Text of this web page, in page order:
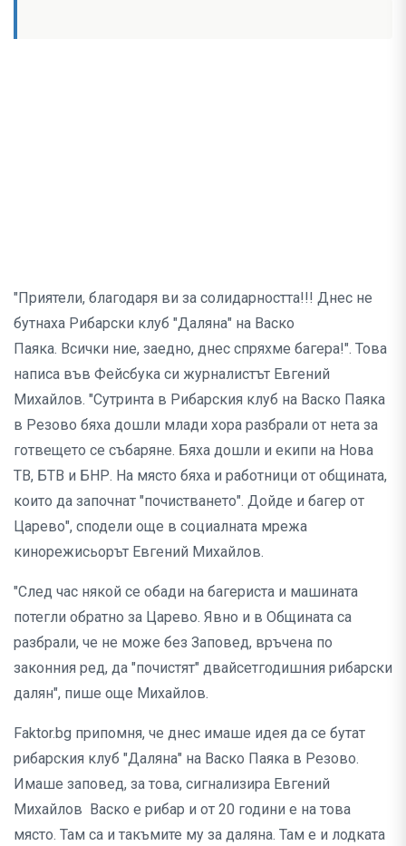
"Приятели, благодаря ви за солидарността!!! Днес не
бутнаха Рибарски клуб "Даляна" на Васко
Паякa. Всички ние, заедно, днес спряхме багера!". Това
написа във Фейсбука си журналистът Евгений
Михайлов. "Сутринта в Рибарския клуб на Васко Паяка
в Резово бяха дошли млади хора разбрали от нета за
готвещето се събаряне. Бяха дошли и екипи на Нова
ТВ, БТВ и БНР. На място бяха и работници от общината,
които да започнат "почистването". Дойде и багер от
Царево", сподели още в социалната мрежа
кинорежисьорът Евгений Михайлов.
"След час някой се обади на багериста и машината
потегли обратно за Царево. Явно и в Общината са
разбрали, че не може без Заповед, връчена по
законния ред, да "почистят" двайсетгодишния рибарски
далян", пише още Михайлов.
Faktor.bg припомня, че днес имаше идея да се бутат
рибарския клуб "Даляна" на Васко Паяка в Резово.
Имаше заповед, за това, сигнализира Евгений
Михайлов Васко е рибар и от 20 години е на това
място. Там са и такъмите му за даляна. Там е и лодката